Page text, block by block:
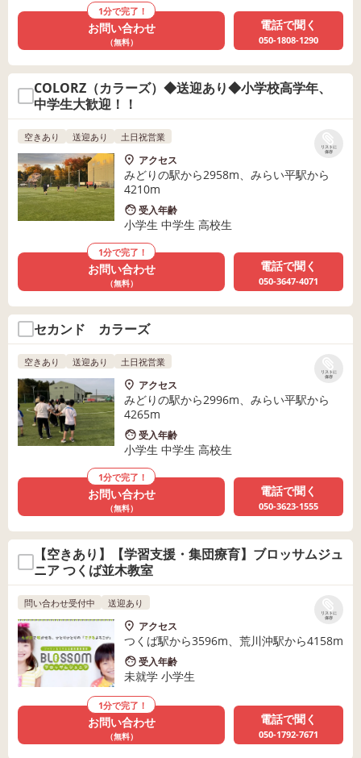
1分で完了！
お問い合わせ
（無料）
電話で聞く
050-1808-1290
COLORZ（カラーズ）◆送迎あり◆小学校高学年、
中学生大歓迎！！
リストに
保存
空きあり 送迎あり 土日祝営業
アクセス
みどりの駅から2958m、みらい平駅から
4210m
受入年齢
小学生 中学生 高校生
1分で完了！
お問い合わせ
（無料）
電話で聞く
050-3647-4071
セカンド カラーズ
リストに
保存
空きあり 送迎あり 土日祝営業
アクセス
みどりの駅から2996m、みらい平駅から
4265m
受入年齢
小学生 中学生 高校生
1分で完了！
お問い合わせ
（無料）
電話で聞く
050-3623-1555
【空きあり】【学習支援・集団療育】ブロッサムジュ
ニア つくば並木教室
リストに
保存
問い合わせ受付中 送迎あり
アクセス
つくば駅から3596m、荒川沖駅から4158m
受入年齢
未就学 小学生
1分で完了！
お問い合わせ
（無料）
電話で聞く
050-1792-7671